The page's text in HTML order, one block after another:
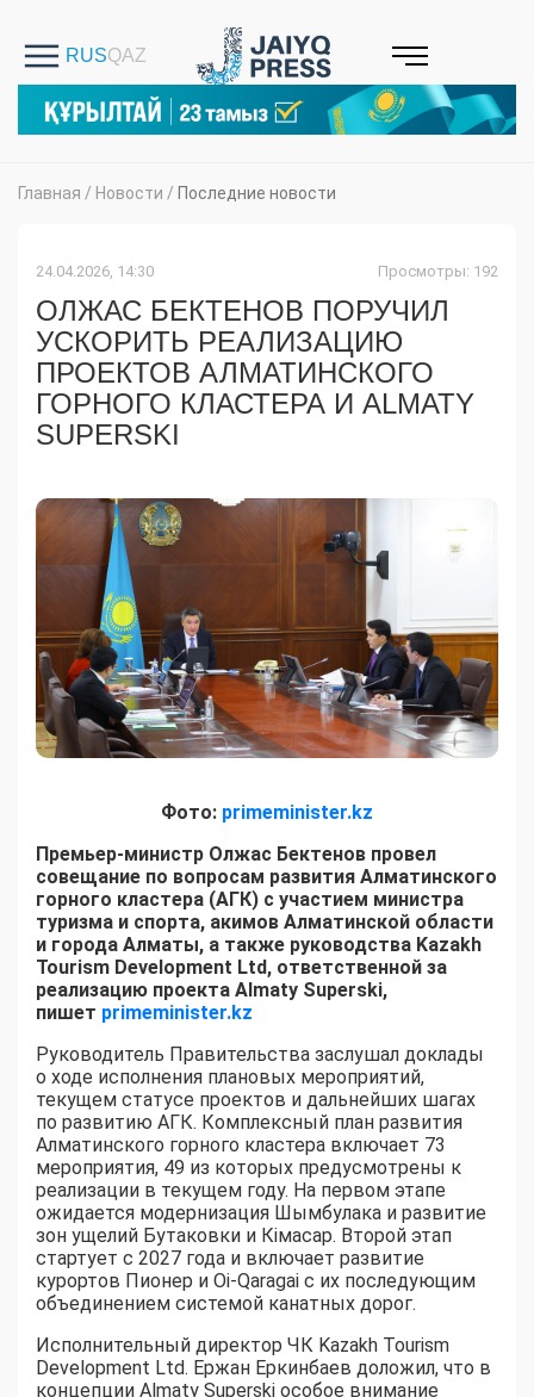
Главная / Новости / Последние новости
24.04.2026, 14:30 Просмотры: 192
ОЛЖАС БЕКТЕНОВ ПОРУЧИЛ
УСКОРИТЬ РЕАЛИЗАЦИЮ
ПРОЕКТОВ АЛМАТИНСКОГО
ГОРНОГО КЛАСТЕРА И ALMATY
SUPERSKI
Фото: primeminister.kz
Премьер-министр Олжас Бектенов провел
совещание по вопросам развития Алматинского
горного кластера (АГК) с участием министра
туризма и спорта, акимов Алматинской области
и города Алматы, а также руководства Kazakh
Tourism Development Ltd, ответственной за
реализацию проекта Almaty Superski,
пишет primeminister.kz
Руководитель Правительства заслушал доклады
о ходе исполнения плановых мероприятий,
текущем статусе проектов и дальнейших шагах
по развитию АГК. Комплексный план развития
Алматинского горного кластера включает 73
мероприятия, 49 из которых предусмотрены к
реализации в текущем году. На первом этапе
ожидается модернизация Шымбулака и развитие
зон ущелий Бутаковки и Кiмасар. Второй этап
стартует с 2027 года и включает развитие
курортов Пионер и Oi-Qaragai с их последующим
объединением системой канатных дорог.
Исполнительный директор ЧК Kazakh Tourism
Development Ltd. Ержан Еркинбаев доложил, что в
концепции Almaty Superski особое внимание